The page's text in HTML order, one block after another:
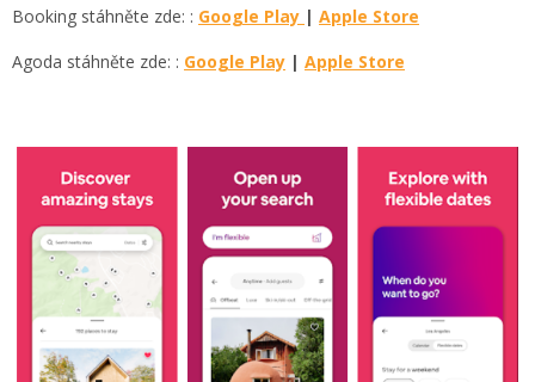
Booking stáhněte zde: : Google Play | Apple Store
Agoda stáhněte zde: : Google Play | Apple Store